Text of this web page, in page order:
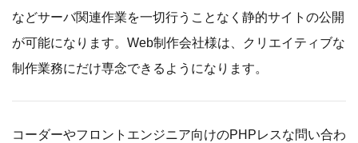
などサーバ関連作業を一切行うことなく静的サイトの公開
が可能になります。Web制作会社様は、クリエイティブな
制作業務にだけ専念できるようになります。
コーダーやフロントエンジニア向けのPHPレスな問い合わ